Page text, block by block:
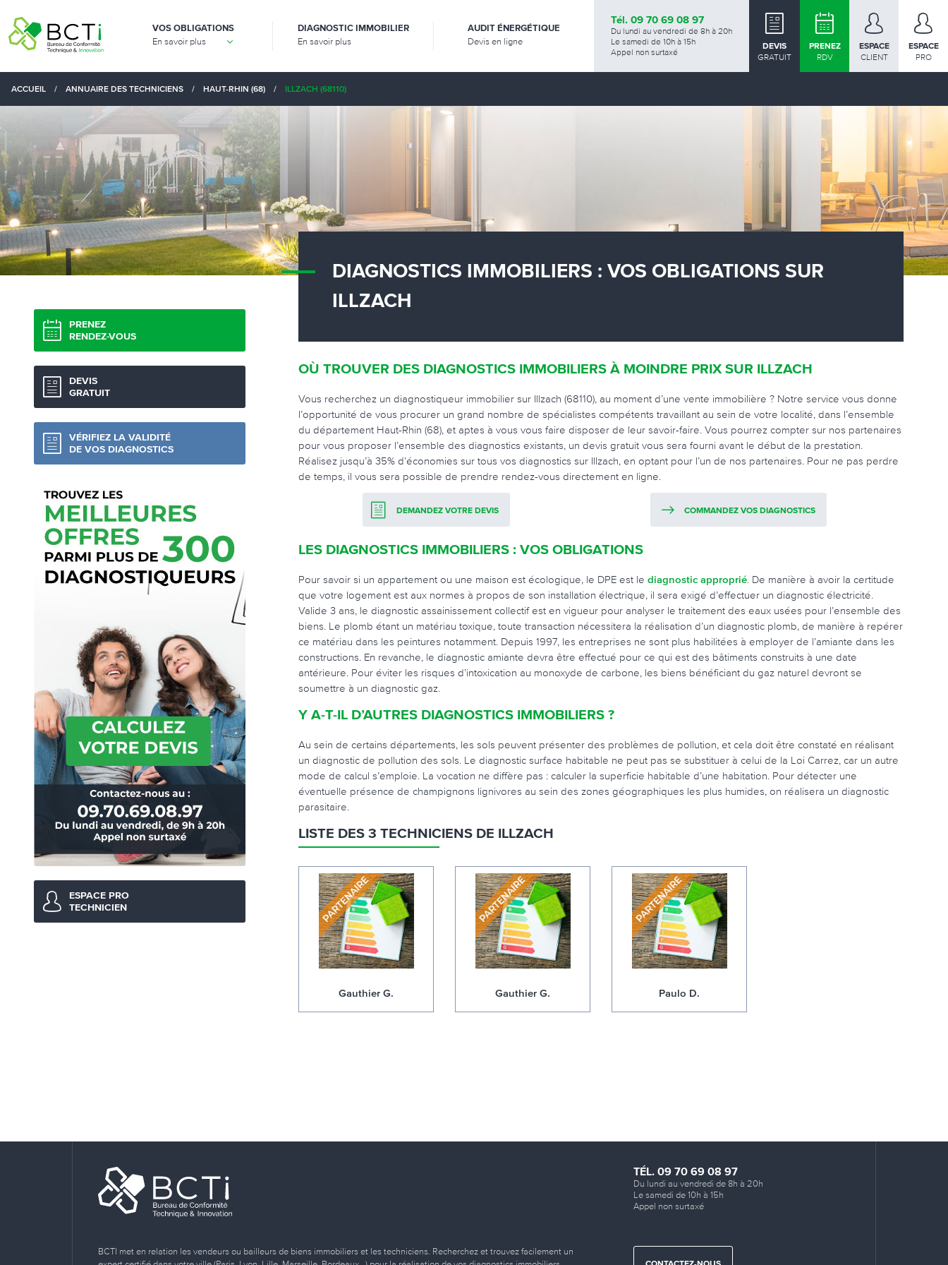
VOS OBLIGATIONS
En savoir plus
DIAGNOSTIC IMMOBILIER
En savoir plus
AUDIT ÉNERGÉTIQUE
Devis en ligne
Tél. 09 70 69 08 97
Du lundi au vendredi de 8h à 20h
Le samedi de 10h à 15h
Appel non surtaxé
DEVIS
GRATUIT
PRENEZ
RDV
ESPACE
CLIENT
ESPACE
PRO
ACCUEIL / ANNUAIRE DES TECHNICIENS / HAUT-RHIN (68) / ILLZACH (68110)
PRENEZ
RENDEZ-VOUS
DEVIS
GRATUIT
VÉRIFIEZ LA VALIDITÉ
DE VOS DIAGNOSTICS
ESPACE PRO
TECHNICIEN
DIAGNOSTICS IMMOBILIERS : VOS OBLIGATIONS SUR
ILLZACH
OÙ TROUVER DES DIAGNOSTICS IMMOBILIERS À MOINDRE PRIX SUR ILLZACH
Vous recherchez un diagnostiqueur immobilier sur Illzach (68110), au moment d’une vente immobilière ? Notre service vous donne
l’opportunité de vous procurer un grand nombre de spécialistes compétents travaillant au sein de votre localité, dans l’ensemble
du département Haut-Rhin (68), et aptes à vous vous faire disposer de leur savoir-faire. Vous pourrez compter sur nos partenaires
pour vous proposer l’ensemble des diagnostics existants, un devis gratuit vous sera fourni avant le début de la prestation.
Réalisez jusqu’à 35% d’économies sur tous vos diagnostics sur Illzach, en optant pour l’un de nos partenaires. Pour ne pas perdre
de temps, il vous sera possible de prendre rendez-vous directement en ligne.
DEMANDEZ VOTRE DEVIS COMMANDEZ VOS DIAGNOSTICS
LES DIAGNOSTICS IMMOBILIERS : VOS OBLIGATIONS
Pour savoir si un appartement ou une maison est écologique, le DPE est le diagnostic approprié. De manière à avoir la certitude
que votre logement est aux normes à propos de son installation électrique, il sera exigé d’effectuer un diagnostic électricité.
Valide 3 ans, le diagnostic assainissement collectif est en vigueur pour analyser le traitement des eaux usées pour l’ensemble des
biens. Le plomb étant un matériau toxique, toute transaction nécessitera la réalisation d’un diagnostic plomb, de manière à repérer
ce matériau dans les peintures notamment. Depuis 1997, les entreprises ne sont plus habilitées à employer de l’amiante dans les
constructions. En revanche, le diagnostic amiante devra être effectué pour ce qui est des bâtiments construits à une date
antérieure. Pour éviter les risques d’intoxication au monoxyde de carbone, les biens bénéficiant du gaz naturel devront se
soumettre à un diagnostic gaz.
Y A-T-IL D’AUTRES DIAGNOSTICS IMMOBILIERS ?
Au sein de certains départements, les sols peuvent présenter des problèmes de pollution, et cela doit être constaté en réalisant
un diagnostic de pollution des sols. Le diagnostic surface habitable ne peut pas se substituer à celui de la Loi Carrez, car un autre
mode de calcul s’emploie. La vocation ne diffère pas : calculer la superficie habitable d’une habitation. Pour détecter une
éventuelle présence de champignons lignivores au sein des zones géographiques les plus humides, on réalisera un diagnostic
parasitaire.
LISTE DES 3 TECHNICIENS DE ILLZACH
Gauthier G. Gauthier G. Paulo D.
BCTI met en relation les vendeurs ou bailleurs de biens immobiliers et les techniciens. Recherchez et trouvez facilement un
TÉL. 09 70 69 08 97
Du lundi au vendredi de 8h à 20h
Le samedi de 10h à 15h
Appel non surtaxé